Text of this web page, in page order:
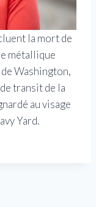
la mort de
métallique
Washington,
transit de la
au visage
Yard.